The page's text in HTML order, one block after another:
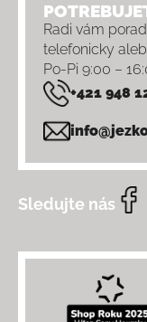
Radi vám
telefonicky
Po-Pi 9:00 –
+421 948
Sledujte nás